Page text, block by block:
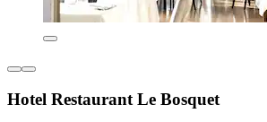
Hotel Restaurant Le Bosquet